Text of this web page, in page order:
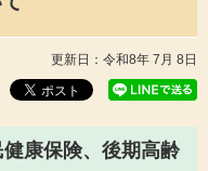
メ
ニ
ュ
を
更新日：令和8年 7月 8日
康保険、後期高齢